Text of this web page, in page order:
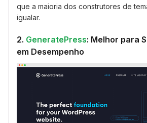
que a maioria dos construtores de
igualar.
2. GeneratePress: Melhor para
em Desempenho